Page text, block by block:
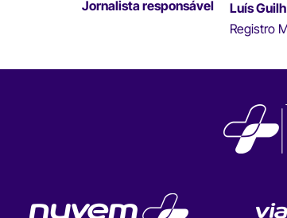
Jornalista responsável
Luís
Registro